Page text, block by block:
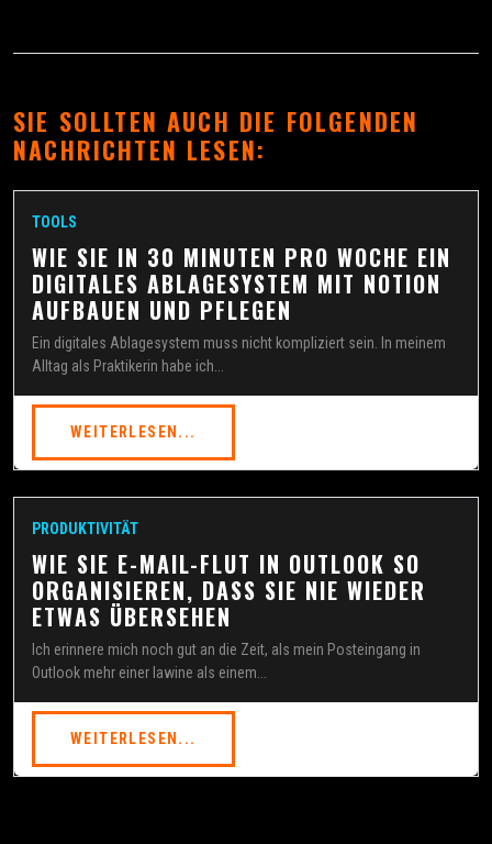
SIE SOLLTEN AUCH DIE FOLGENDEN
NACHRICHTEN LESEN:
TOOLS
WIE SIE IN 30 MINUTEN PRO WOCHE EIN
DIGITALES ABLAGESYSTEM MIT NOTION
AUFBAUEN UND PFLEGEN
Ein digitales Ablagesystem muss nicht kompliziert sein. In meinem
Alltag als Praktikerin habe ich...
WEITERLESEN...
PRODUKTIVITÄT
WIE SIE E-MAIL-FLUT IN OUTLOOK SO
ORGANISIEREN, DASS SIE NIE WIEDER
ETWAS ÜBERSEHEN
Ich erinnere mich noch gut an die Zeit, als mein Posteingang in
Outlook mehr einer lawine als einem...
WEITERLESEN...